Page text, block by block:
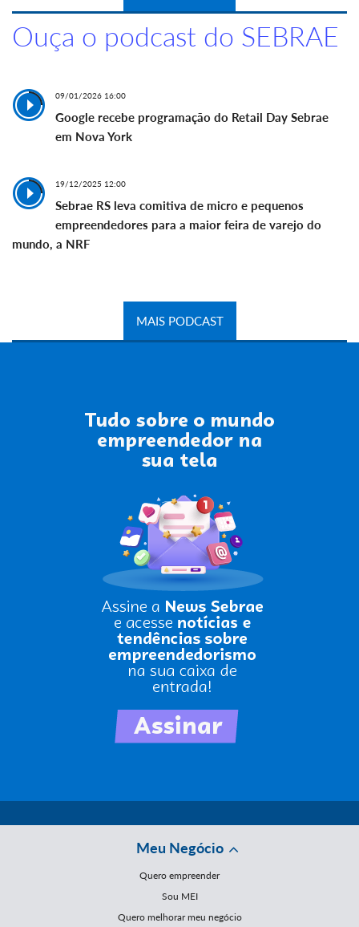
Ouça o podcast do SEBRAE
09/01/2026 16:00
Google recebe programação do Retail Day Sebrae
em Nova York
19/12/2025 12:00
Sebrae RS leva comitiva de micro e pequenos
empreendedores para a maior feira de varejo do
mundo, a NRF
MAIS PODCAST
Meu Negócio
Quero empreender
Sou MEI
Quero melhorar meu negócio